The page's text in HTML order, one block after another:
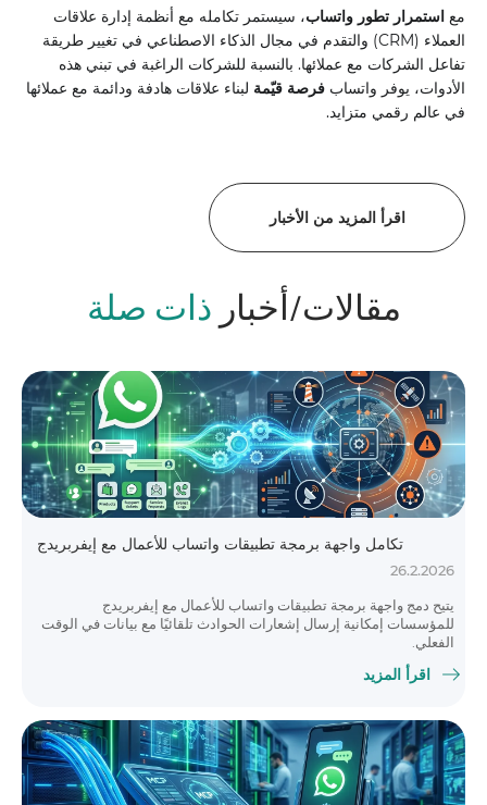
مع استمرار تطور واتساب، سيستمر تكامله مع أنظمة إدارة علاقات
العملاء (CRM) والتقدم في مجال الذكاء الاصطناعي في تغيير طريقة
تفاعل الشركات مع عملائها. بالنسبة للشركات الراغبة في تبني هذه
الأدوات، يوفر واتساب فرصة قيّمة لبناء علاقات هادفة ودائمة مع عملائها
في عالم رقمي متزايد.
اقرأ المزيد من الأخبار
مقالات/أخبار ذات صلة
تكامل واجهة برمجة تطبيقات واتساب للأعمال مع إيفربريدج
26.2.2026
يتيح دمج واجهة برمجة تطبيقات واتساب للأعمال مع إيفربريدج
للمؤسسات إمكانية إرسال إشعارات الحوادث تلقائيًا مع بيانات في الوقت
الفعلي.
اقرأ المزيد